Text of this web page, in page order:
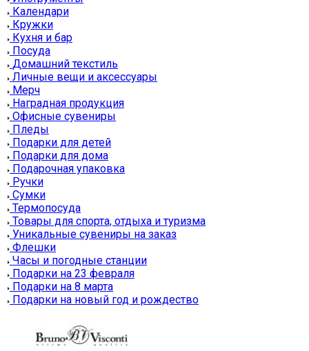
Календари
Кружки
Кухня и бар
Посуда
Домашний текстиль
Личные вещи и аксессуары
Мерч
Наградная продукция
Офисные сувениры
Пледы
Подарки для детей
Подарки для дома
Подарочная упаковка
Ручки
Сумки
Термопосуда
Товары для спорта, отдыха и туризма
Уникальные сувениры на заказ
Флешки
Часы и погодные станции
Подарки на 23 февраля
Подарки на 8 марта
Подарки на новый год и рождество